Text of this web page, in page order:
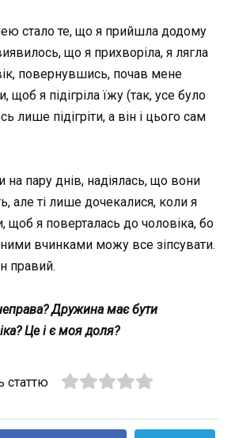
стало те, що я прийшла додому
що я прихворіла, я лягла
повернувшись, почав мене
щоб я підігріла їжу (так, усе було
лише підігріти, а він і цього сам
на пару днів, надіялась, що вони
але ті лише дочекалися, коли я
щоб я поверталась до чоловіка, бо
вчинками можу все зіпсувати.
правий.
Дружина має бути
Це і є моя доля?
статтю